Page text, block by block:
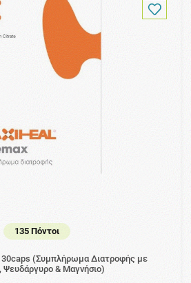
135 Πόντοι
30caps (Συμπλήρωμα Διατροφής με
Ψευδάργυρο & Μαγνήσιο)